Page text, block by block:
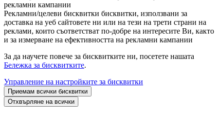
рекламни кампании
Рекламни/целеви бисквитки бисквитки, използвани за
доставка на уеб сайтовете ни или на тези на трети страни на
реклами, които съответстват по-добре на интересите Ви, както
и за измерване на ефективността на рекламни кампании
За да научете повече за бисквитките ни, посетете нашата
Бележка за бисквитките.
Управление на настройките за бисквитки
Приемам всички бисквитки
Отхвърляне на всички